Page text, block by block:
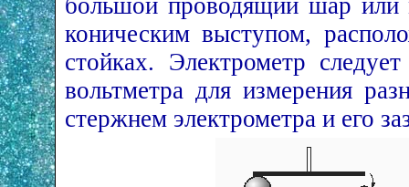
коническим выступом,
стойках. Электрометр
вольтметра для измерения
стержнем электрометра и его